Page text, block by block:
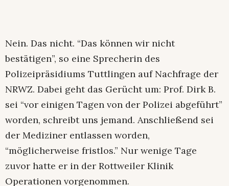
Nein. Das nicht. “Das können wir nicht
bestätigen”, so eine Sprecherin des
Polizeipräsidiums Tuttlingen auf Nachfrage der
NRWZ. Dabei geht das Gerücht um: Prof. Dirk B.
sei “vor einigen Tagen von der Polizei abgeführt”
worden, schreibt uns jemand. Anschließend sei
der Mediziner entlassen worden,
“möglicherweise fristlos.” Nur wenige Tage
zuvor hatte er in der Rottweiler Klinik
Operationen vorgenommen.